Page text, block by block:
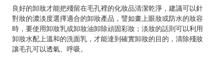
良好的卸妝才能把殘留在毛孔裡的化妝品清潔乾淨，建議可以針
對妝的濃淡度選擇適合的卸妝產品，譬如畫上眼妝或防水的妝容
時，要使用卸妝乳或卸妝油卸除頑固彩妝；淡妝的話則可以利用
卸妝水配上溫和的洗面乳，才能達到確實卸妝的目的，清除殘妝
讓毛孔可以透氣、呼吸。